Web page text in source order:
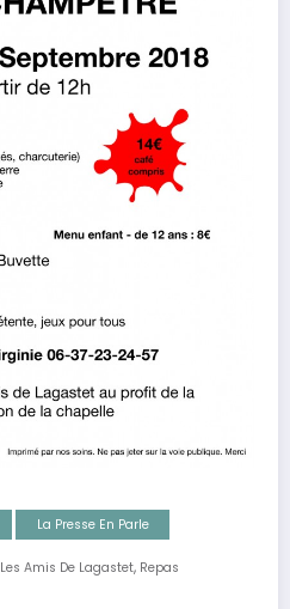
La Presse En Parle
Les Amis De Lagastet, Repas